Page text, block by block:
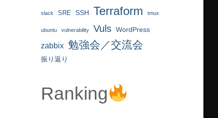
slack SRE SSH Terraform tmux
ubuntu vulnerability Vuls WordPress
zabbix 勉強会／交流会
振り返り
Ranking